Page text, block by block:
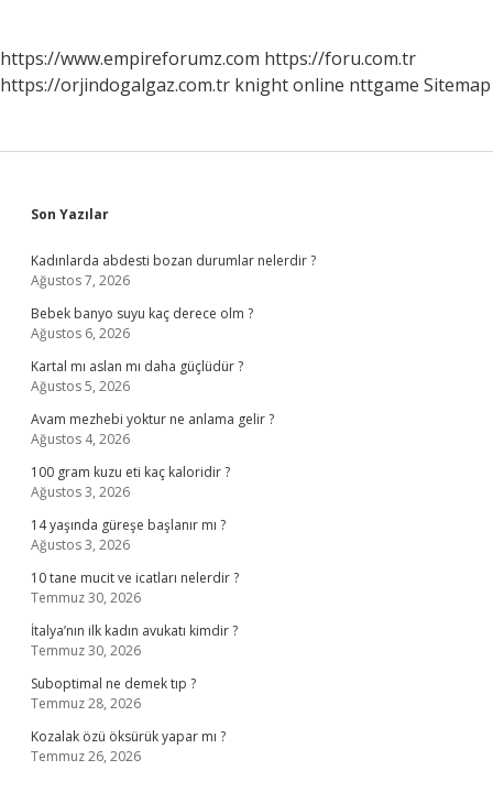
https://www.empireforumz.com https://foru.com.tr
https://orjindogalgaz.com.tr knight online nttgame Sitemap
Sidebar
Son Yazılar
Kadınlarda abdesti bozan durumlar nelerdir ?
Ağustos 7, 2026
Bebek banyo suyu kaç derece olm ?
Ağustos 6, 2026
Kartal mı aslan mı daha güçlüdür ?
Ağustos 5, 2026
Avam mezhebi yoktur ne anlama gelir ?
Ağustos 4, 2026
100 gram kuzu eti kaç kaloridir ?
Ağustos 3, 2026
14 yaşında güreşe başlanır mı ?
Ağustos 3, 2026
10 tane mucit ve icatları nelerdir ?
Temmuz 30, 2026
İtalya’nın ilk kadın avukatı kimdir ?
Temmuz 30, 2026
Suboptimal ne demek tıp ?
Temmuz 28, 2026
Kozalak özü öksürük yapar mı ?
Temmuz 26, 2026